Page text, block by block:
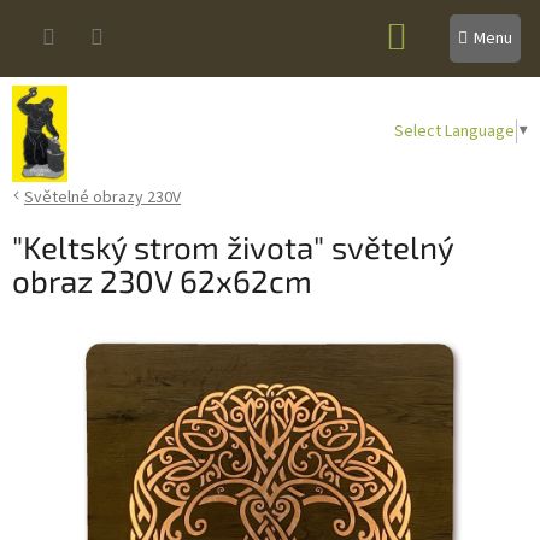
Select Language ▼
NÁKUPNÍ
KOŠÍK
Světelné obrazy 230V
"Keltský strom života" světelný
obraz 230V 62x62cm